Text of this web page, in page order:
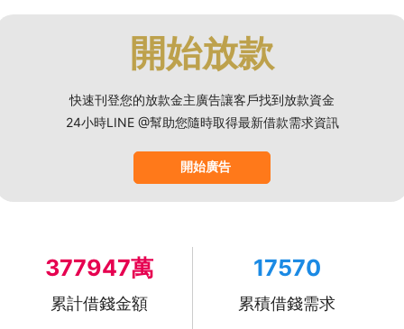
開始放款
快速刊登您的放款金主廣告讓客戶找到放款資金
24小時LINE @幫助您隨時取得最新借款需求資訊
開始廣告
377947萬
累計借錢金額
17570
累積借錢需求